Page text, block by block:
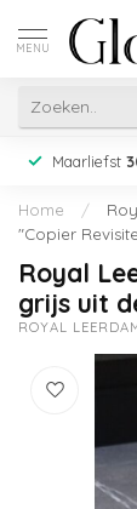
MENU
Maarliefst
Home /
"Copier
Royal
grijs uit
ROYAL